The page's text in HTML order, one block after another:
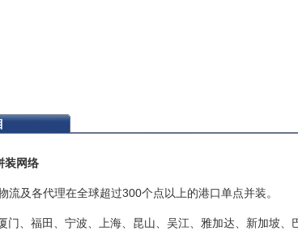
装网络
流及各代理在全球超过300个点以上的港口单点并装。
门、福田、宁波、上海、昆山、吴江、雅加达、新加坡、